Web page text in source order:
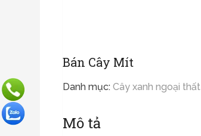
Bán Cây Mít
Danh mục:Cây xanh ngoại thất
Mô tả